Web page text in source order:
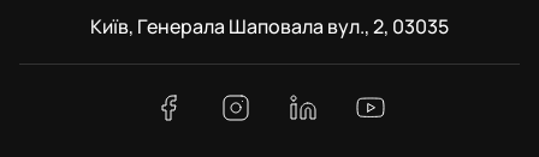
Київ, Генерала Шаповала вул., 2, 03035